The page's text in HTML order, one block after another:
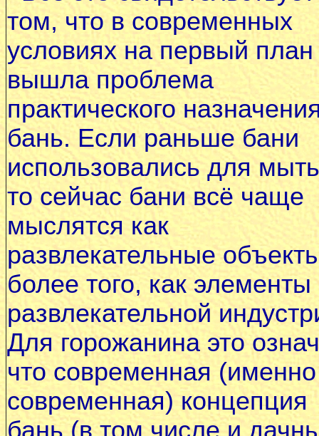
том, что в современных
условиях на первый план
вышла проблема
практического
бань. Если раньше бани
использовались для
то сейчас бани всё чаще
мыслятся как
развлекательные
более того, как элементы
развлекательной
Для горожанина это
что современная (именно
современная) концепция